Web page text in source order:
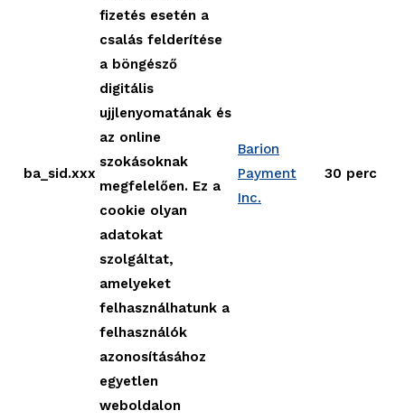
ba_sid.xxx
fizetés esetén a
csalás felderítése
a böngésző
digitális
ujjlenyomatának és
az online
szokásoknak
megfelelően. Ez a
cookie olyan
adatokat
szolgáltat,
amelyeket
felhasználhatunk a
felhasználók
azonosításához
egyetlen
weboldalon
Barion
Payment
Inc.
30 perc